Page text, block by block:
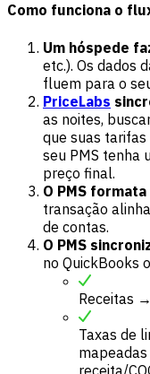
Como funciona o
Um hóspede
etc.). Os dados
fluem para o
PriceLabs
as noites,
que suas
seu PMS tenha
preço final.
O PMS
transação
de contas.
O PMS
no QuickBooks
Receitas
Taxas de
receita/